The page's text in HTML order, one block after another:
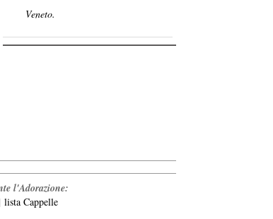
Veneto.
l'Adorazione:
lista Cappelle